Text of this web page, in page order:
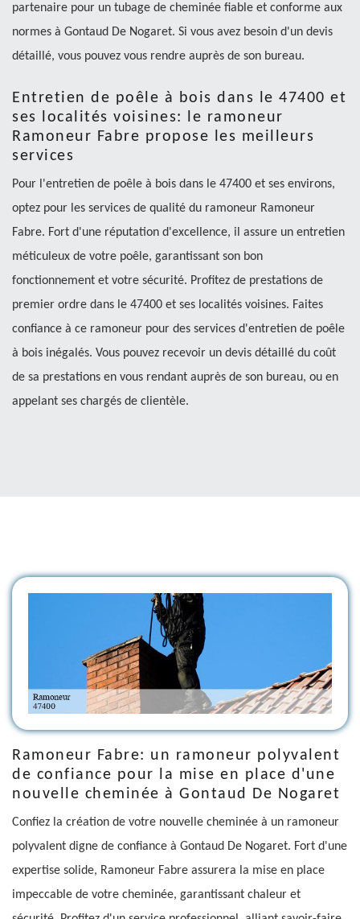
partenaire pour un tubage de cheminée fiable et conforme aux
normes à Gontaud De Nogaret. Si vous avez besoin d'un devis
détaillé, vous pouvez vous rendre auprès de son bureau.
Entretien de poêle à bois dans le 47400 et
ses localités voisines: le ramoneur
Ramoneur Fabre propose les meilleurs
services
Pour l'entretien de poêle à bois dans le 47400 et ses environs,
optez pour les services de qualité du ramoneur Ramoneur
Fabre. Fort d'une réputation d'excellence, il assure un entretien
méticuleux de votre poêle, garantissant son bon
fonctionnement et votre sécurité. Profitez de prestations de
premier ordre dans le 47400 et ses localités voisines. Faites
confiance à ce ramoneur pour des services d'entretien de poêle
à bois inégalés. Vous pouvez recevoir un devis détaillé du coût
de sa prestations en vous rendant auprès de son bureau, ou en
appelant ses chargés de clientèle.
Ramoneur Fabre: un ramoneur polyvalent
de confiance pour la mise en place d'une
nouvelle cheminée à Gontaud De Nogaret
Confiez la création de votre nouvelle cheminée à un ramoneur
polyvalent digne de confiance à Gontaud De Nogaret. Fort d'une
expertise solide, Ramoneur Fabre assurera la mise en place
impeccable de votre cheminée, garantissant chaleur et